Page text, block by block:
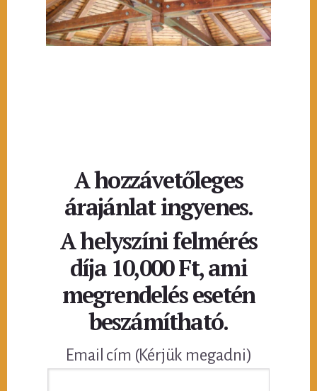
A hozzávetőleges
árajánlat ingyenes.
A helyszíni felmérés
díja 10,000 Ft, ami
megrendelés esetén
beszámítható.
Email cím (Kérjük megadni)